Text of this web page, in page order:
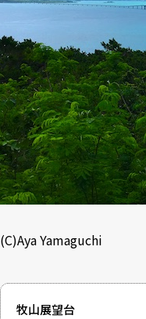
(C)Aya Yamaguchi
牧山展望台